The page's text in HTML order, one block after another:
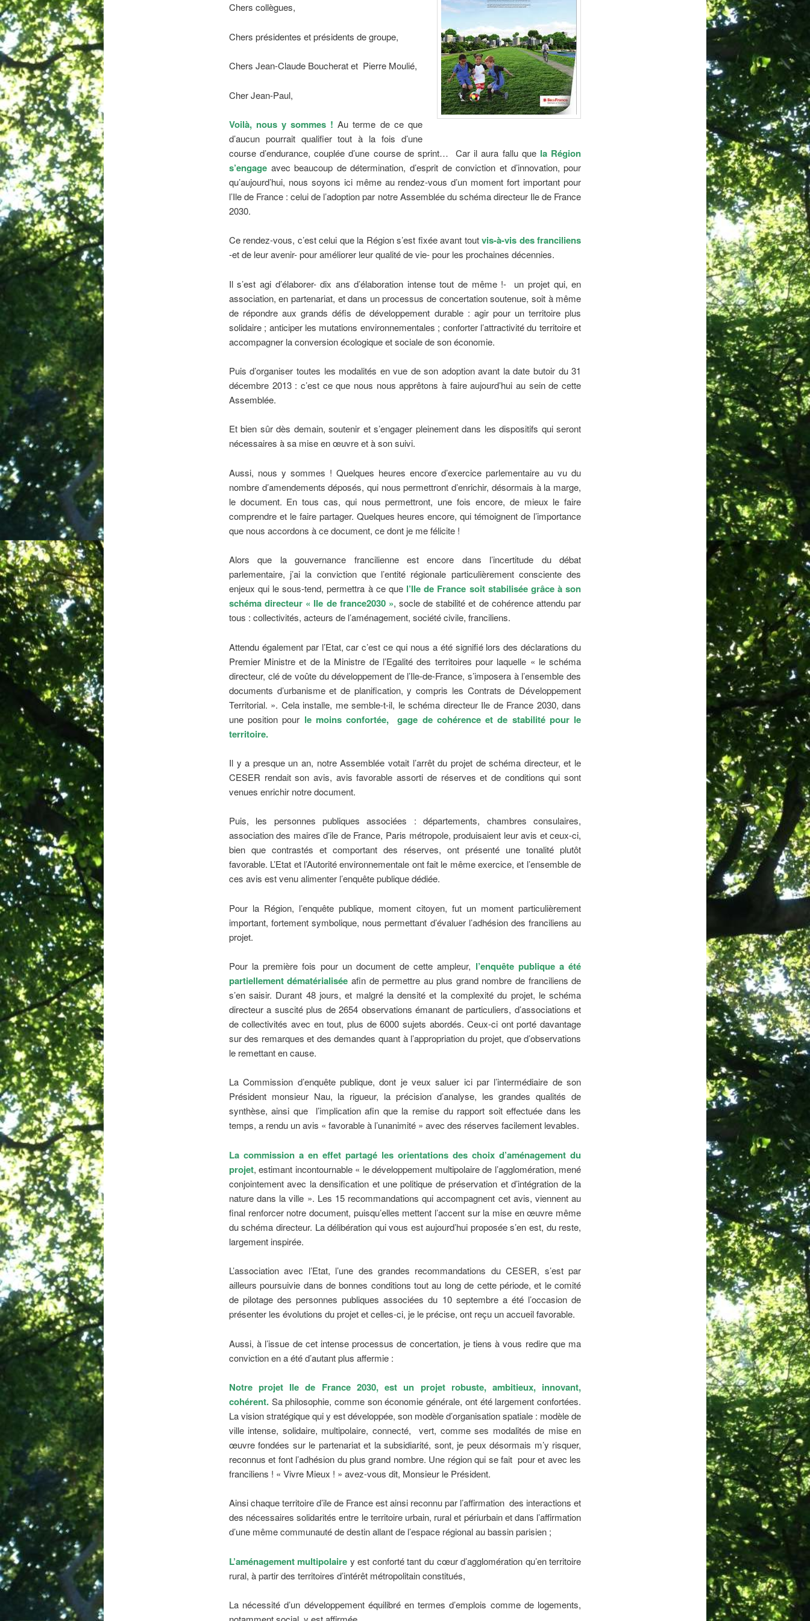
Chers collègues,
Chers présidentes et présidents de groupe,
Chers Jean-Claude Boucherat et Pierre Moulié,
Cher Jean-Paul,
Voilà, nous y sommes ! Au terme de ce que
d’aucun pourrait qualifier tout à la fois d’une
course d’endurance, couplée d’une course de sprint… Car il aura fallu que la Région
s’engage avec beaucoup de détermination, d’esprit de conviction et d’innovation, pour
qu’aujourd’hui, nous soyons ici même au rendez-vous d’un moment fort important pour
l’Ile de France : celui de l’adoption par notre Assemblée du schéma directeur Ile de France
2030.
Ce rendez-vous, c’est celui que la Région s’est fixée avant toutvis-à-vis des franciliens
-et de leur avenir- pour améliorer leur qualité de vie- pour les prochaines décennies.
Il s’est agi d’élaborer- dix ans d’élaboration intense tout de même !- un projet qui, en
association, en partenariat, et dans un processus de concertation soutenue, soit à même
de répondre aux grands défis de développement durable : agir pour un territoire plus
solidaire ; anticiper les mutations environnementales ; conforter l’attractivité du territoire et
accompagner la conversion écologique et sociale de son économie.
Puis d’organiser toutes les modalités en vue de son adoption avant la date butoir du 31
décembre 2013 : c’est ce que nous nous apprêtons à faire aujourd’hui au sein de cette
Assemblée.
Et bien sûr dès demain, soutenir et s’engager pleinement dans les dispositifs qui seront
nécessaires à sa mise en œuvre et à son suivi.
Aussi, nous y sommes ! Quelques heures encore d’exercice parlementaire au vu du
nombre d’amendements déposés, qui nous permettront d’enrichir, désormais à la marge,
le document. En tous cas, qui nous permettront, une fois encore, de mieux le faire
comprendre et le faire partager. Quelques heures encore, qui témoignent de l’importance
que nous accordons à ce document, ce dont je me félicite !
Alors que la gouvernance francilienne est encore dans l’incertitude du débat
parlementaire, j’ai la conviction que l’entité régionale particulièrement consciente des
enjeux qui le sous-tend, permettra à ce que l’Ile de France soit stabilisée grâce à son
schéma directeur « Ile de france2030 », socle de stabilité et de cohérence attendu par
tous : collectivités, acteurs de l’aménagement, société civile, franciliens.
Attendu également par l’Etat, car c’est ce qui nous a été signifié lors des déclarations du
Premier Ministre et de la Ministre de l’Egalité des territoires pour laquelle « le schéma
directeur, clé de voûte du développement de l’Ile-de-France, s’imposera à l’ensemble des
documents d’urbanisme et de planification, y compris les Contrats de Développement
Territorial. ». Cela installe, me semble-t-il, le schéma directeur Ile de France 2030, dans
une position pour le moins confortée, gage de cohérence et de stabilité pour le
territoire.
Il y a presque un an, notre Assemblée votait l’arrêt du projet de schéma directeur, et le
CESER rendait son avis, avis favorable assorti de réserves et de conditions qui sont
venues enrichir notre document.
Puis, les personnes publiques associées : départements, chambres consulaires,
association des maires d’ile de France, Paris métropole, produisaient leur avis et ceux-ci,
bien que contrastés et comportant des réserves, ont présenté une tonalité plutôt
favorable. L’Etat et l’Autorité environnementale ont fait le même exercice, et l’ensemble de
ces avis est venu alimenter l’enquête publique dédiée.
Pour la Région, l’enquête publique, moment citoyen, fut un moment particulièrement
important, fortement symbolique, nous permettant d’évaluer l’adhésion des franciliens au
projet.
Pour la première fois pour un document de cette ampleur, l’enquête publique a été
partiellement dématérialisée afin de permettre au plus grand nombre de franciliens de
s’en saisir. Durant 48 jours, et malgré la densité et la complexité du projet, le schéma
directeur a suscité plus de 2654 observations émanant de particuliers, d’associations et
de collectivités avec en tout, plus de 6000 sujets abordés. Ceux-ci ont porté davantage
sur des remarques et des demandes quant à l’appropriation du projet, que d’observations
le remettant en cause.
La Commission d’enquête publique, dont je veux saluer ici par l’intermédiaire de son
Président monsieur Nau, la rigueur, la précision d’analyse, les grandes qualités de
synthèse, ainsi que l’implication afin que la remise du rapport soit effectuée dans les
temps, a rendu un avis « favorable à l’unanimité » avec des réserves facilement levables.
La commission a en effet partagé les orientations des choix d’aménagement du
projet, estimant incontournable « le développement multipolaire de l’agglomération, mené
conjointement avec la densification et une politique de préservation et d’intégration de la
nature dans la ville ». Les 15 recommandations qui accompagnent cet avis, viennent au
final renforcer notre document, puisqu’elles mettent l’accent sur la mise en œuvre même
du schéma directeur. La délibération qui vous est aujourd’hui proposée s’en est, du reste,
largement inspirée.
L’association avec l’Etat, l’une des grandes recommandations du CESER, s’est par
ailleurs poursuivie dans de bonnes conditions tout au long de cette période, et le comité
de pilotage des personnes publiques associées du 10 septembre a été l’occasion de
présenter les évolutions du projet et celles-ci, je le précise, ont reçu un accueil favorable.
Aussi, à l’issue de cet intense processus de concertation, je tiens à vous redire que ma
conviction en a été d’autant plus affermie :
Notre projet Ile de France 2030, est un projet robuste, ambitieux, innovant,
cohérent.Sa philosophie, comme son économie générale, ont été largement confortées.
La vision stratégique qui y est développée, son modèle d’organisation spatiale : modèle de
ville intense, solidaire, multipolaire, connecté, vert, comme ses modalités de mise en
œuvre fondées sur le partenariat et la subsidiarité, sont, je peux désormais m’y risquer,
reconnus et font l’adhésion du plus grand nombre. Une région qui se fait pour et avec les
franciliens ! « Vivre Mieux ! » avez-vous dit, Monsieur le Président.
Ainsi chaque territoire d’ile de France est ainsi reconnu par l’affirmation des interactions et
des nécessaires solidarités entre le territoire urbain, rural et périurbain et dans l’affirmation
d’une même communauté de destin allant de l’espace régional au bassin parisien ;
L’aménagement multipolaire y est conforté tant du cœur d’agglomération qu’en territoire
rural, à partir des territoires d’intérêt métropolitain constitués,
La nécessité d’un développement équilibré en termes d’emplois comme de logements,